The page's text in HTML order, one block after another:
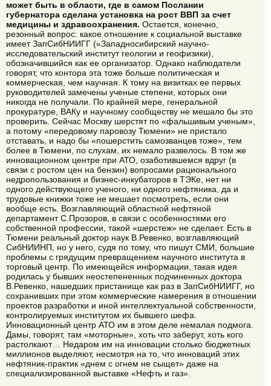
может быть в области, где в самом Послании
губернатора сделана установка на рост ВВП за счет
медицины и здравоохранения. Остается, конечно,
резонный вопрос: какое отношение к социальной выставке
имеет ЗапСибНИИГГ («Западносибирский научно-
исследовательский институт геологии и геофизики),
обозначившийся как ее организатор. Однако наблюдатели
говорят, что контора эта тоже больше политическая и
коммерческая, чем научная. К тому на визитках ее первых
руководителей замечены ученые степени, которых они
никогда не получали. По крайней мере, генеральной
прокуратуре, ВАКу и научному сообществу не мешало бы это
проверить. Сейчас Москву шерстят по «фальшивым ученым»,
а потому «передовому паровозу Тюмени» не пристало
отставать, и надо бы «пошерстить самозванцев тоже», тем
более в Тюмени, по слухам, их немало развелось. В том же
инновационном центре при АТО, озаботившемся вдруг (в
связи с ростом цен на бензин) вопросами рационального
недропользования и бизнес-инкубаторов в ТЭКе, нет ни
одного действующего ученого, ни одного нефтяника, да и
трудовые книжки тоже не мешает посмотреть, если они
вообще есть. Возглавляющий областной нефтяной
департамент С.Прозоров, в связи с особенностями его
собственной профессии, такой «шерстеж» не сделает. Есть в
Тюмени реальный доктор наук В.Ревенко, возглавляющий
СибНИИНП, но у него, судя по тому, что пишут СМИ, большие
проблемы с грядущим превращением научного института в
торговый центр. По имеющейся информации, такая идея
родилась у бывших неостепененных подчиненных доктора
В.Ревенко, нашедших пристанище как раз в ЗапСибНИИГГ, но
сохранивших при этом коммерческие намерения в отношении
проектов разработки и иной интеллектуальной собственности,
контролируемых институтом их бывшего шефа.
Инновационный центр АТО им в этом деле немалая подмога.
Дамы, говорят, там «моторные», хоть что заберут, хоть кого
растолкают… Недаром им на инновации столько бюджетных
миллионов выделяют, несмотря на то, что инноваций этих
нефтяник-практик «днем с огнем не сыщет» даже на
специализированной выставке «Нефть и газ».